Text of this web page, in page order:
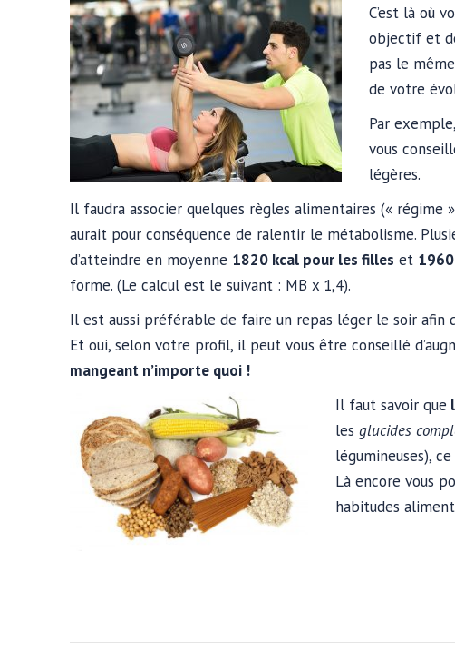
C’est là où
objectif et
pas le
de votre
Par
vous
légères.
Il faudra associer quelques règles alimentaires (« régime
aurait pour conséquence de ralentir le métabolisme.
d’atteindre en moyenne 1820 kcal pour les filles et
forme. (Le calcul est le suivant : MB x 1,4).
Il est aussi préférable de faire un repas léger le soir afin
Et oui, selon votre profil, il peut vous être conseillé
mangeant n’importe quoi !
Il faut savoir que
les glucides
légumineuses),
Là encore vous
habitudes